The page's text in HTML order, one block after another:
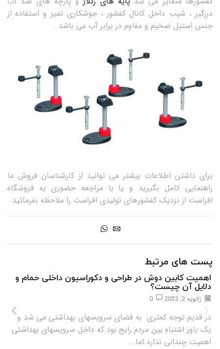
درزگیر ، شیب داخل کانال کفشور ، جوشکاری تمیز و استفاده از
جنس استیل ضخیم و مقاوم در برابر آب می باشد .
برای داشتن اطلاعات بیشتر می توانید از کارشناسان فروش ما
راهنمایی کامل بگیرید و یا با مراجعه حضوری به فروشگاه
افراست از نزدیک کفشورهای تولیدی افراست را ملاحظه بفرمائید.
پست های مرتبط
اهمیت کابین دوش در طراحی و دکوراسیون داخلی حمام و
دلایل آن چیست؟
ژانویه 2, 2023 0
در قدیم توجه کمتری به فضای سرویسهای بهداشتی می شد و
یک باور اشتباه بین مردم رایج بود که داخل سرویسهای بهداشتی
اهمیت چندانی ندارد.اما...